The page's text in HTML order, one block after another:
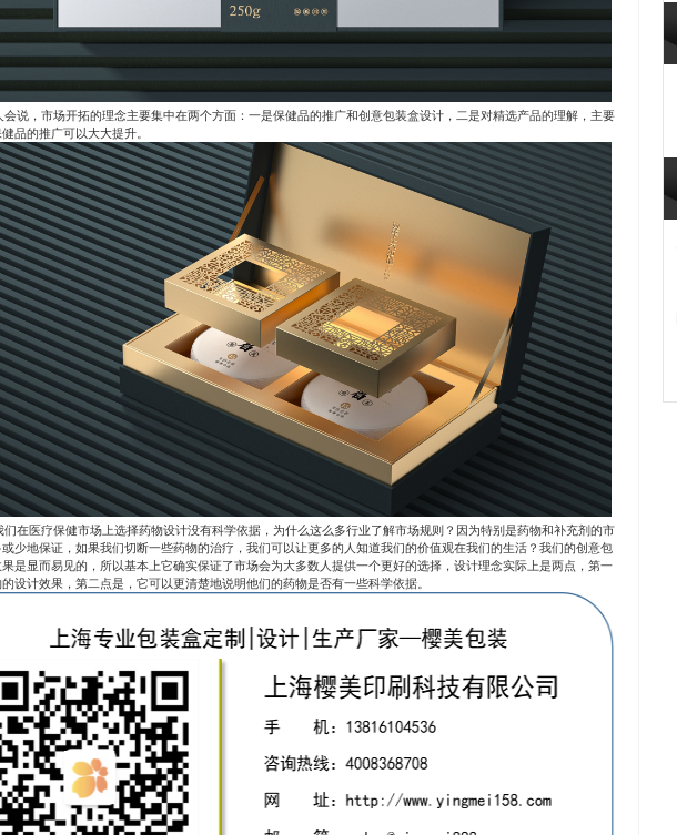
会说，市场开拓的理念主要集中在两个方面：一是保健品的推广和创意包装盒设计，二是对精选产品的理解，主要
品的推广可以大大提升。
们在医疗保健市场上选择药物设计没有科学依据，为什么这么多行业了解市场规则？因为特别是药物和补充剂的市
少地保证，如果我们切断一些药物的治疗，我们可以让更多的人知道我们的价值观在我们的生活？我们的创意包
是显而易见的，所以基本上它确实保证了市场会为大多数人提供一个更好的选择，设计理念实际上是两点，第一
设计效果，第二点是，它可以更清楚地说明他们的药物是否有一些科学依据。